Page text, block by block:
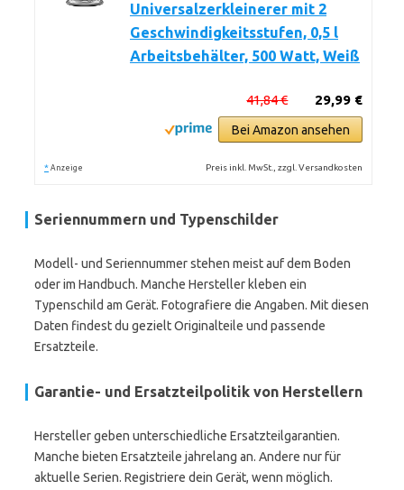
Universalzerkleinerer mit 2
Geschwindigkeitsstufen, 0,5 l
Arbeitsbehälter, 500 Watt, Weiß
29,99 €
41,84 €
Bei Amazon ansehen
* Anzeige Preis inkl. MwSt., zzgl. Versandkosten
Seriennummern und Typenschilder
Modell- und Seriennummer stehen meist auf dem Boden
oder im Handbuch. Manche Hersteller kleben ein
Typenschild am Gerät. Fotografiere die Angaben. Mit diesen
Daten findest du gezielt Originalteile und passende
Ersatzteile.
Garantie- und Ersatzteilpolitik von Herstellern
Hersteller geben unterschiedliche Ersatzteilgarantien.
Manche bieten Ersatzteile jahrelang an. Andere nur für
aktuelle Serien. Registriere dein Gerät, wenn möglich.